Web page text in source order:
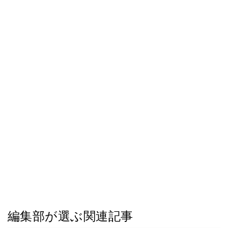
編集部が選ぶ関連記事